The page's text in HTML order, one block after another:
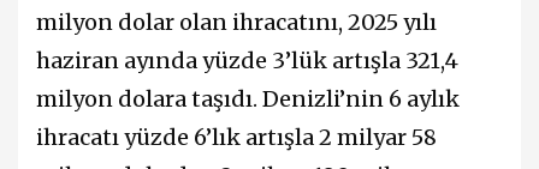
milyon dolar olan ihracatını, 2025 yılı
haziran ayında yüzde 3’lük artışla 321,4
milyon dolara taşıdı. Denizli’nin 6 aylık
ihracatı yüzde 6’lık artışla 2 milyar 58